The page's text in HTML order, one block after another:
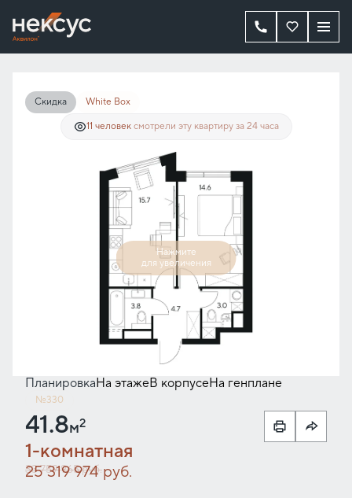
1-комнатная
25 319 974 руб.
Ипотека от 202 048 руб./мес.
Скидка White Box
11 человек смотрели эту квартиру за 24 часа
Нажмите
для увеличения
ПланировкаНа этажеВ корпусеНа генплане
№330
41.8м2
1-комнатная
33 759 965 руб.
25 319 974 руб.